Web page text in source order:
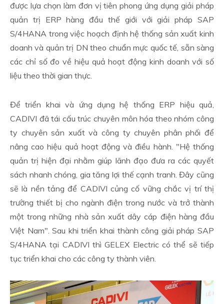
được lựa chọn làm đơn vị tiên phong ứng dụng giải pháp
quản trị ERP hàng đầu thế giới với giải pháp SAP
S/4HANA trong việc hoạch định hệ thống sản xuất kinh
doanh và quản trị DN theo chuẩn mực quốc tế, sẵn sàng
các chỉ số đo về hiệu quả hoạt động kinh doanh với số
liệu theo thời gian thực.
Để triển khai và ứng dụng hệ thống ERP hiệu quả,
CADIVI đã tái cấu trúc chuyên môn hóa theo nhóm công
ty chuyên sản xuất và công ty chuyên phân phối để
nâng cao hiệu quả hoạt động và điều hành. "Hệ thống
quản trị hiện đại nhằm giúp lãnh đạo đưa ra các quyết
sách nhanh chóng, gia tăng lợi thế cạnh tranh. Đây cũng
sẽ là nền tảng để CADIVI củng cố vững chắc vị trí thị
trường thiết bị cho ngành điện trong nước và trở thành
một trong những nhà sản xuất dây cáp điện hàng đầu
Việt Nam". Sau khi triển khai thành công giải pháp SAP
S/4HANA tại CADIVI thì GELEX Electric có thể sẽ tiếp
tục triển khai cho các công ty thành viên.